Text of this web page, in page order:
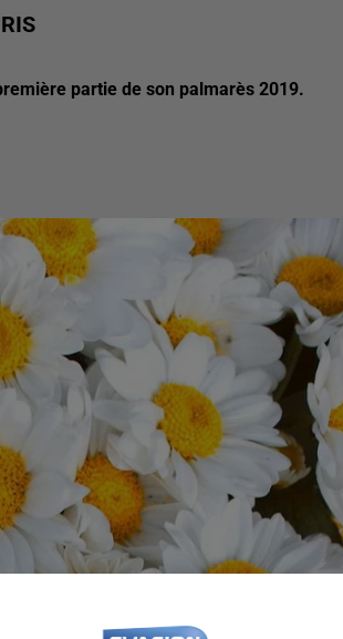
partie de son palmarès 2019.